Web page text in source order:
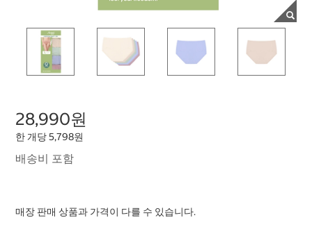
28,990원
한 개당 5,798원
배송비 포함
매장 판매 상품과 가격이 다를 수 있습니다.